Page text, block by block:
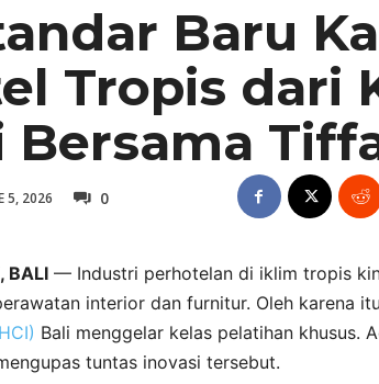
Baru
Tropis dari
Bersama
5, 2026 0
BALI — Industri perhotelan di iklim tropis
interior dan furnitur. Oleh karena
Bali menggelar kelas pelatihan khusus.
tuntas inovasi tersebut.